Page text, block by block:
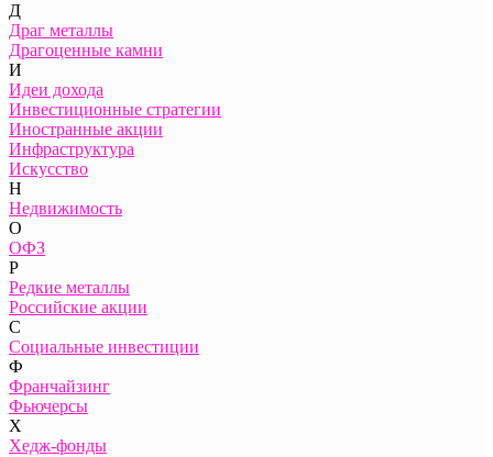
Д
Драг металлы
Драгоценные камни
И
Идеи дохода
Инвестиционные стратегии
Иностранные акции
Инфраструктура
Искусство
Н
Недвижимость
О
ОФЗ
Р
Редкие металлы
Российские акции
С
Социальные инвестиции
Ф
Франчайзинг
Фьючерсы
Х
Хедж-фонды